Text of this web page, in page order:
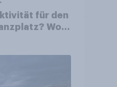
für den
Wo
steht